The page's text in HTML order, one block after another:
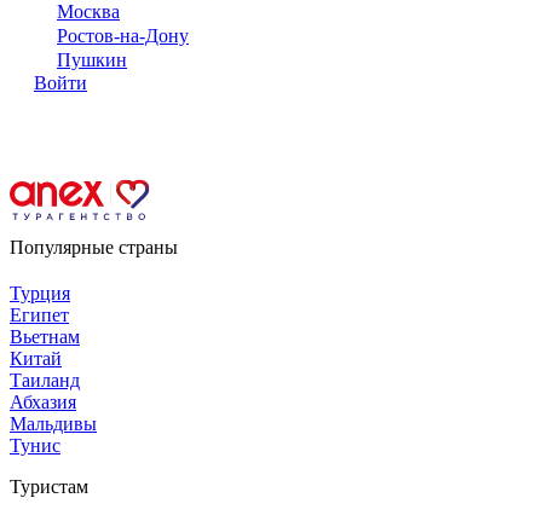
Москва
Ростов-на-Дону
Пушкин
Войти
Популярные страны
Турция
Египет
Вьетнам
Китай
Таиланд
Абхазия
Мальдивы
Тунис
Туристам